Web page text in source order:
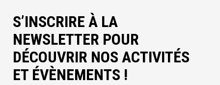
S’INSCRIRE À LA
NEWSLETTER POUR
DÉCOUVRIR NOS ACTIVITÉS
ET ÉVÈNEMENTS !